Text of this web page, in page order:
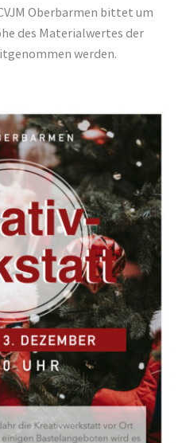
Oberbarmen bittet um
des Materialwertes der
werden.